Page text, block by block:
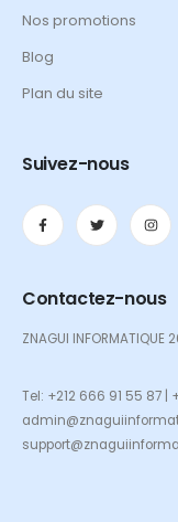
Nos promotions
Blog
Plan du site
Suivez-nous
Contactez-nous
ZNAGUI
Tel: +212 666 91 55 87 |